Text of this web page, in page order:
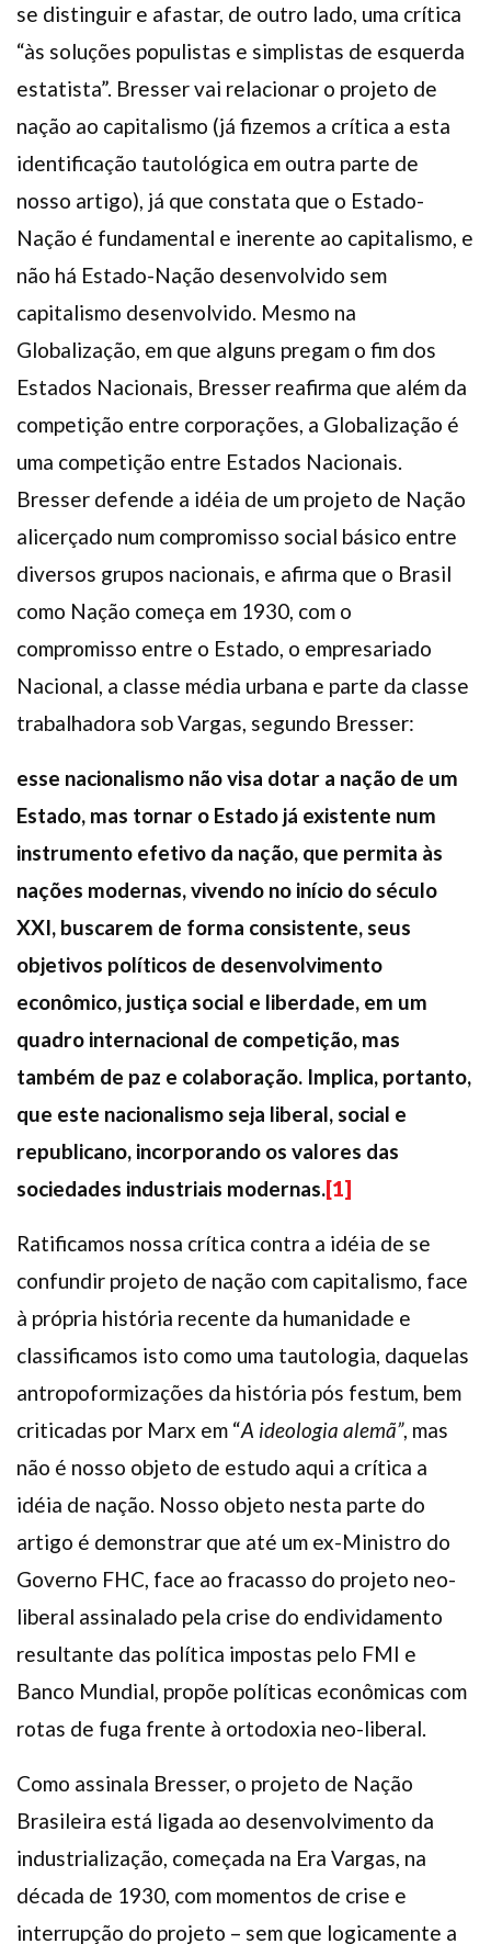
se distinguir e afastar, de outro lado, uma crítica
“às soluções populistas e simplistas de esquerda
estatista”. Bresser vai relacionar o projeto de
nação ao capitalismo (já fizemos a crítica a esta
identificação tautológica em outra parte de
nosso artigo), já que constata que o Estado-
Nação é fundamental e inerente ao capitalismo, e
não há Estado-Nação desenvolvido sem
capitalismo desenvolvido. Mesmo na
Globalização, em que alguns pregam o fim dos
Estados Nacionais, Bresser reafirma que além da
competição entre corporações, a Globalização é
uma competição entre Estados Nacionais.
Bresser defende a idéia de um projeto de Nação
alicerçado num compromisso social básico entre
diversos grupos nacionais, e afirma que o Brasil
como Nação começa em 1930, com o
compromisso entre o Estado, o empresariado
Nacional, a classe média urbana e parte da classe
trabalhadora sob Vargas, segundo Bresser:
esse nacionalismo não visa dotar a nação de um
Estado, mas tornar o Estado já existente num
instrumento efetivo da nação, que permita às
nações modernas, vivendo no início do século
XXI, buscarem de forma consistente, seus
objetivos políticos de desenvolvimento
econômico, justiça social e liberdade, em um
quadro internacional de competição, mas
também de paz e colaboração. Implica, portanto,
que este nacionalismo seja liberal, social e
republicano, incorporando os valores das
sociedades industriais modernas.[1]
Ratificamos nossa crítica contra a idéia de se
confundir projeto de nação com capitalismo, face
à própria história recente da humanidade e
classificamos isto como uma tautologia, daquelas
antropoformizações da história pós festum, bem
criticadas por Marx em “A ideologia alemã”, mas
não é nosso objeto de estudo aqui a crítica a
idéia de nação. Nosso objeto nesta parte do
artigo é demonstrar que até um ex-Ministro do
Governo FHC, face ao fracasso do projeto neo-
liberal assinalado pela crise do endividamento
resultante das política impostas pelo FMI e
Banco Mundial, propõe políticas econômicas com
rotas de fuga frente à ortodoxia neo-liberal.
Como assinala Bresser, o projeto de Nação
Brasileira está ligada ao desenvolvimento da
industrialização, começada na Era Vargas, na
década de 1930, com momentos de crise e
interrupção do projeto – sem que logicamente a